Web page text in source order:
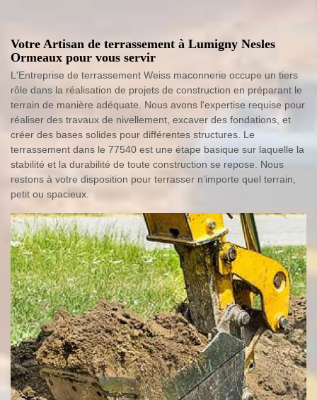
Votre Artisan de terrassement à Lumigny Nesles
Ormeaux pour vous servir
L'Entreprise de terrassement Weiss maconnerie occupe un tiers
rôle dans la réalisation de projets de construction en préparant le
terrain de manière adéquate. Nous avons l'expertise requise pour
réaliser des travaux de nivellement, excaver des fondations, et
créer des bases solides pour différentes structures. Le
terrassement dans le 77540 est une étape basique sur laquelle la
stabilité et la durabilité de toute construction se repose. Nous
restons à votre disposition pour terrasser n’importe quel terrain,
petit ou spacieux.